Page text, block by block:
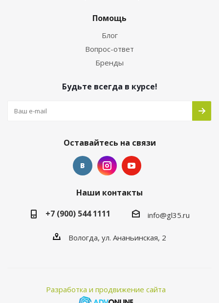
Помощь
Блог
Вопрос-ответ
Бренды
Будьте всегда в курсе!
Оставайтесь на связи
Наши контакты
+7 (900) 544 1111
info@gl35.ru
Вологда, ул. Ананьинская, 2
Разработка и продвижение сайта